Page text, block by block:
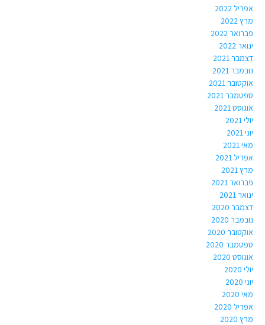
אפריל 2022
מרץ 2022
פברואר 2022
ינואר 2022
דצמבר 2021
נובמבר 2021
אוקטובר 2021
ספטמבר 2021
אוגוסט 2021
יולי 2021
יוני 2021
מאי 2021
אפריל 2021
מרץ 2021
פברואר 2021
ינואר 2021
דצמבר 2020
נובמבר 2020
אוקטובר 2020
ספטמבר 2020
אוגוסט 2020
יולי 2020
יוני 2020
מאי 2020
אפריל 2020
מרץ 2020